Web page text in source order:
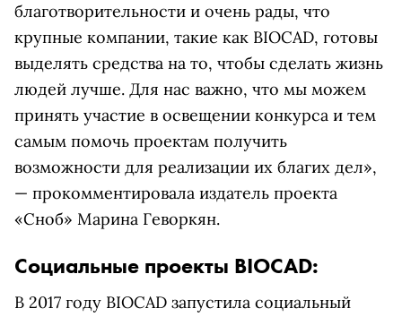
благотворительности и очень рады, что
крупные компании, такие как BIOCAD, готовы
выделять средства на то, чтобы сделать жизнь
людей лучше. Для нас важно, что мы можем
принять участие в освещении конкурса и тем
самым помочь проектам получить
возможности для реализации их благих дел»,
— прокомментировала издатель проекта
«Сноб» Марина Геворкян.
Социальные проекты BIOCAD:
В 2017 году BIOCAD запустила социальный